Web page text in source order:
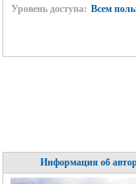
Уровень доступа: Всем
Информация об